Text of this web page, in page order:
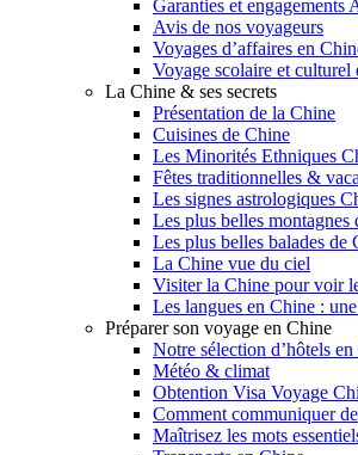
Garanties et engagements
Avis de nos voyageurs
Voyages d’affaires en
Voyage scolaire et culturel
La Chine & ses secrets
Présentation de la Chine
Cuisines de Chine
Les Minorités Ethniques
Fêtes traditionnelles &
Les signes astrologiques
Les plus belles montagnes
Les plus belles balades de
La Chine vue du ciel
Visiter la Chine pour voir
Les langues en Chine :
Préparer son voyage en Chine
Notre sélection d’hôtels
Météo & climat
Obtention Visa Voyage
Comment communiquer
Maîtrisez les mots